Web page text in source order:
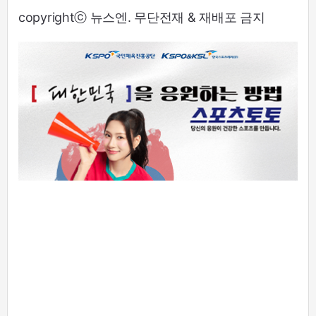
copyrightⓒ 뉴스엔. 무단전재 & 재배포 금지